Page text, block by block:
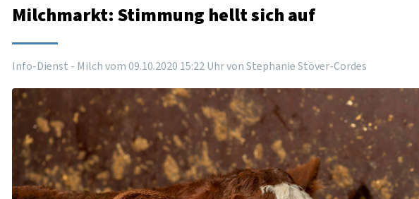
Milchmarkt: Stimmung hellt sich auf
Info-Dienst - Milch vom09.10.2020 15:22Uhrvon Stephanie Stöver-Cordes